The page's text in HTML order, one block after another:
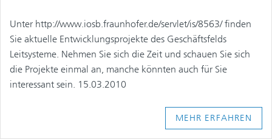
Unter http://www.iosb.fraunhofer.de/servlet/is/8563/ finden
Sie aktuelle Entwicklungsprojekte des Geschäftsfelds
Leitsysteme. Nehmen Sie sich die Zeit und schauen Sie sich
die Projekte einmal an, manche könnten auch für Sie
interessant sein. 15.03.2010
MEHR ERFAHREN